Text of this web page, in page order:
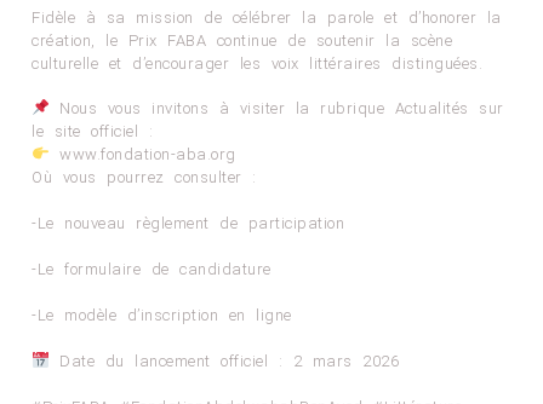
Fidèle à sa mission de célébrer la parole et d’honorer la
création, le Prix FABA continue de soutenir la scène
culturelle et d’encourager les voix littéraires distinguées.
Nous vous invitons à visiter la rubrique Actualités sur
le site officiel :
www.fondation-aba.org
Où vous pourrez consulter :
-Le nouveau règlement de participation
-Le formulaire de candidature
-Le modèle d’inscription en ligne
Date du lancement officiel : 2 mars 2026